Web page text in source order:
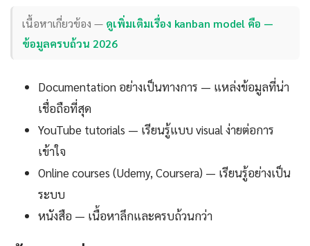
เนื้อหาเกี่ยวข้อง — ดูเพิ่มเติมเรื่อง kanban model คือ —
ข้อมูลครบถ้วน 2026
Documentation อย่างเป็นทางการ — แหล่งข้อมูลที่น่า
เชื่อถือที่สุด
YouTube tutorials — เรียนรู้แบบ visual ง่ายต่อการ
เข้าใจ
Online courses (Udemy, Coursera) — เรียนรู้อย่างเป็น
ระบบ
หนังสือ — เนื้อหาลึกและครบถ้วนกว่า